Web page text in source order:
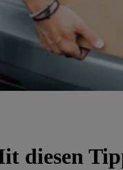
diesen